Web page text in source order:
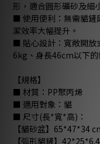
形，適合圓形礦砂及細
■ 使用便利：無需貓鏟
潔效率大幅提升。
■ 貼心設計：寬敞開放
6kg、身長46cm以下的
【規格】
■ 材質：PP聚丙烯
■ 適用對象：貓
■ 尺寸(長*寬*高)：
【貓砂盆】65*47*34
【弧形貓鏟】